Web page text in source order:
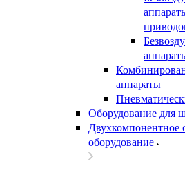
аппараты
Оборудование для
Двухкомпонентное
оборудование